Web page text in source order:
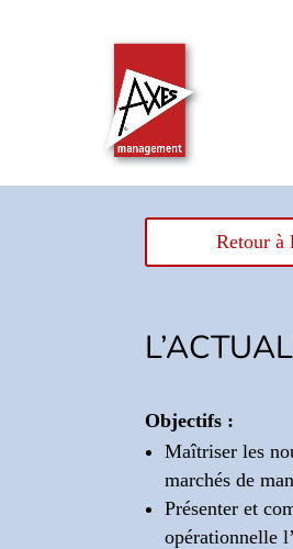
Retour à
Objectifs :
Maîtriser les
marchés de
Présenter et
opérationnelle